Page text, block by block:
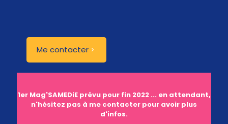
Me contacter
1er Mag'SAMEDiE prévu pour fin 2022 ... en attendant,
n'hésitez pas à me contacter pour avoir plus
d'infos.